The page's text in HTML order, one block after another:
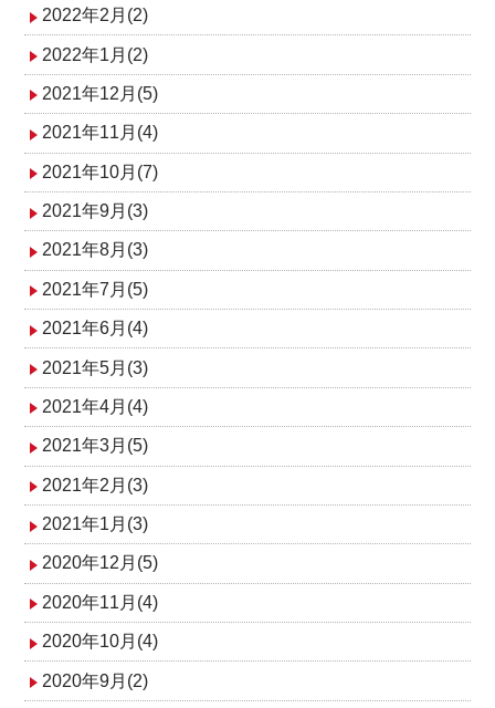
2022年2月(2)
2022年1月(2)
2021年12月(5)
2021年11月(4)
2021年10月(7)
2021年9月(3)
2021年8月(3)
2021年7月(5)
2021年6月(4)
2021年5月(3)
2021年4月(4)
2021年3月(5)
2021年2月(3)
2021年1月(3)
2020年12月(5)
2020年11月(4)
2020年10月(4)
2020年9月(2)